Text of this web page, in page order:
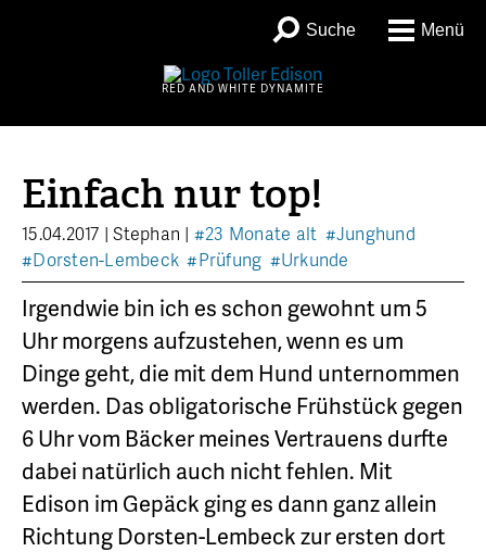
RED AND WHITE DYNAMITE
Suche Menü
Einfach nur top!
15.04.2017 |Stephan | #23 Monate alt #Junghund
#Dorsten-Lembeck #Prüfung #Urkunde
Irgendwie bin ich es schon gewohnt um 5
Uhr morgens aufzustehen, wenn es um
Dinge geht, die mit dem Hund unternommen
werden. Das obligatorische Frühstück gegen
6 Uhr vom Bäcker meines Vertrauens durfte
dabei natürlich auch nicht fehlen. Mit
Edison im Gepäck ging es dann ganz allein
Richtung Dorsten-Lembeck zur ersten dort